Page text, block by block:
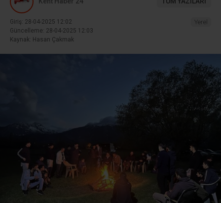
Giriş: 28-04-2025 12:02
Güncelleme: 28-04-2025 12:03
Kaynak: Hasan Çakmak
Yerel